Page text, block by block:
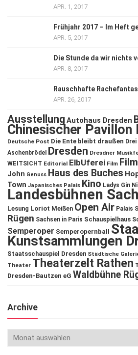
APR. 1, 2017
Frühjahr 2017 – Im Heft
APR. 5, 2017
Die Stunde da wir nichts
APR. 8, 2017
Rauschhafte
APR. 26, 2017
Ausstellung Autohaus Dresden
Chinesischer Pavillon
Deutsche Post Die Ente bleibt draußen
Aschenbrödel
Dresden Dresdner
WEITSICHT Editorial ElbUferei Film
John Genuss Haus des Buches
Town Japanisches Palais Kino Ladys Gin
Landesbühnen
Lesung Loriot Meißen Open Air Palais
Rügen Sachsen in Paris Schauspielhaus
Semperoper Semperopernball
Kunstsammlungen
Staatsschauspiel Dresden Städtische
Theater Theaterzelt Rathen
Dresden-Bautzen eG Waldbühne
Archive